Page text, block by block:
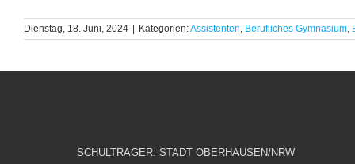
Dienstag, 18. Juni, 2024 Kategorien:Assistenten, Berufliches Gymnasium,
SCHULTRÄGER: STADT OBERHAUSEN/NRW